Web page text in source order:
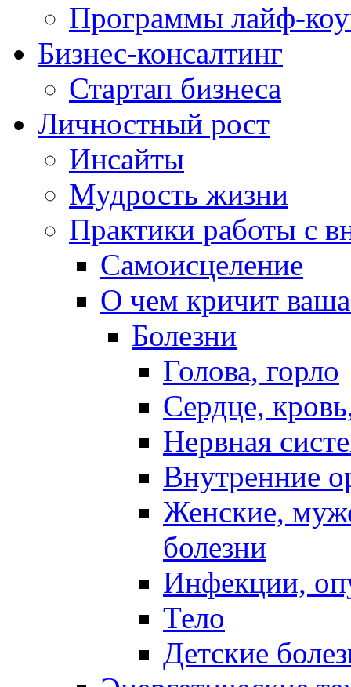
Программы лайф-
Бизнес-консалтинг
Стартап бизнеса
Личностный рост
Инсайты
Мудрость жизни
Практики работы с
Самоисцеление
О чем кричит ваша
Болезни
Голова, горло
Сердце,
Нервная
Внутренние
Женские,
болезни
Инфекции,
Тело
Детские